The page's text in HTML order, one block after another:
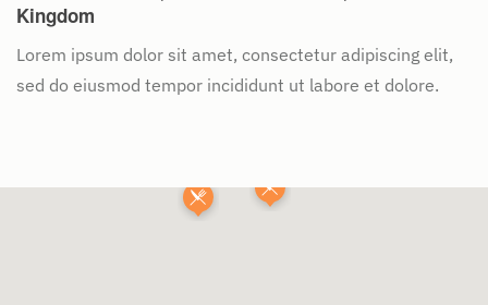
Kingdom
Lorem ipsum dolor sit amet, consectetur adipiscing elit,
sed do eiusmod tempor incididunt ut labore et dolore.